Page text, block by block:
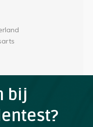
bij